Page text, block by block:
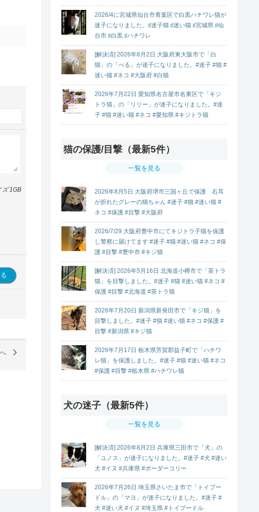
ズ 1GB
2026/4に宮城県仙台市青葉区で白黒ハチワレ猫が
迷子になりました。♯迷子猫 ♯迷い猫 ♯宮城県 ♯仙
台市 ♯白黒 ♯ハチワレ
[解決済] 2026年8月2日 大阪府東大阪市で「白
猫」の「べる」が迷子になりました。#迷子 #猫 #
迷い猫 #ネコ #大阪府 #白猫
2026年7月22日 愛知県名古屋市名東区で「キジ
トラ猫」の「リリー」が迷子になりました。#迷
子 #猫 #迷い猫 #ネコ #愛知県 #キジトラ猫
猫の保護/目撃（最新5件）
一覧を見る
2026年8月5日 大阪府堺市三国ヶ丘で保護 右耳
が折れたグレーの猫ちゃん #迷子 #猫 #迷い猫 #
ネコ #保護 #目撃 #大阪府
2026/7/29 大阪府豊中市にてキジトラ子猫を保護
し警察に届けてます #迷子 #猫 #迷い猫 #ネコ #保
護 #目撃 #豊中市 #キジ猫
[解決済] 2026年5月16日 北海道小樽市で「茶トラ
猫」を目撃しました。#迷子 #猫 #迷い猫 #ネコ #
保護 #目撃 #北海道 #茶トラ猫
2026年7月20日 新潟県新発田市で「キジ猫」を
目撃しました。#迷子 #猫 #迷い猫 #ネコ #保護 #
目撃 #新潟県 #キジ猫
2026年7月17日 栃木県芳賀郡益子町で「ハチワ
レ猫」を保護しました。#迷子 #猫 #迷い猫 #ネコ
#保護 #目撃 #栃木県 #ハチワレ猫
犬の迷子（最新5件）
一覧を見る
[解決済] 2026年8月2日 兵庫県三田市で「犬」の
「ユノス」が迷子になりました。#迷子 #犬 #迷い
犬 #イヌ #兵庫県 #ボーダーコリー
2026年7月26日 埼玉県さいたま市で「トイプー
ドル」の「マヨ」が迷子になりました。#迷子 #
犬 #迷い犬 #イヌ #埼玉県 #トイプードル